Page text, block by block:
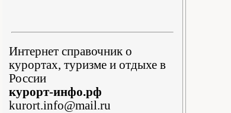
Интернет справочник о
курортах, туризме и отдыхе в
России
курорт-инфо.рф
kurort.info@mail.ru